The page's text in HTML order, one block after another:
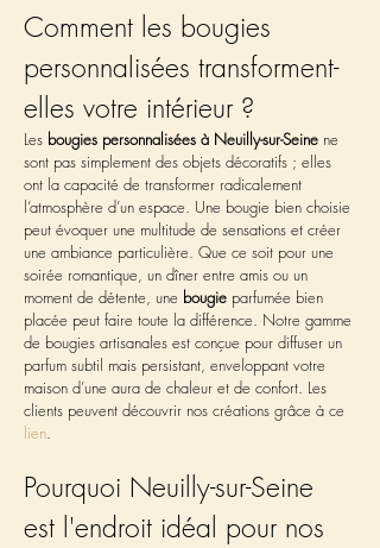
Comment les bougies
personnalisées transforment-
elles votre intérieur ?
Les bougies personnalisées à Neuilly-sur-Seine ne
sont pas simplement des objets décoratifs ; elles
ont la capacité de transformer radicalement
l’atmosphère d’un espace. Une bougie bien choisie
peut évoquer une multitude de sensations et créer
une ambiance particulière. Que ce soit pour une
soirée romantique, un dîner entre amis ou un
moment de détente, une bougie parfumée bien
placée peut faire toute la différence. Notre gamme
de bougies artisanales est conçue pour diffuser un
parfum subtil mais persistant, enveloppant votre
maison d’une aura de chaleur et de confort. Les
clients peuvent découvrir nos créations grâce à ce
lien.
Pourquoi Neuilly-sur-Seine
est l'endroit idéal pour nos